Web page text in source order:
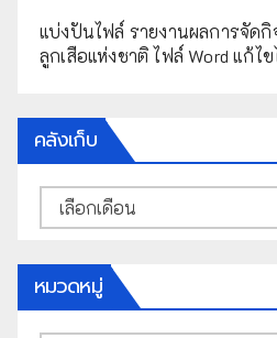
แบ่งปันไฟล์ รายงานผลการจัด
ลูกเสือแห่งชาติ ไฟล์ Word แก้ไข
คลังเก็บ
คลัง
เก็บ
หมวดหมู่